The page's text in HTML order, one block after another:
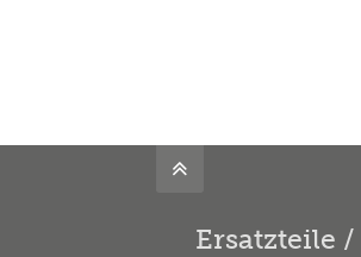
Ersatzteile /